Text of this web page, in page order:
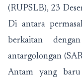
(RUPSLB), 23
Di antara
berkaitan
antargolongan
Antam yang